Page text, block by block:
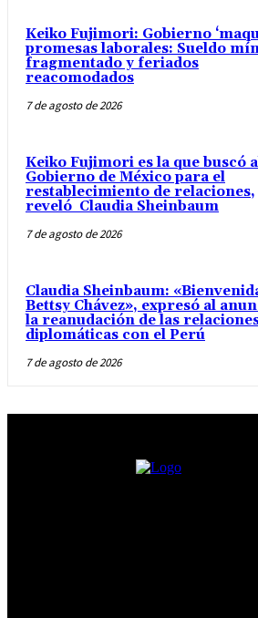
Keiko Fujimori: Gobierno
promesas laborales: Sueldo
fragmentado y feriados
reacomodados
7 de agosto de 2026
Keiko Fujimori es la que buscó
Gobierno de México para el
restablecimiento de relaciones,
reveló Claudia Sheinbaum
7 de agosto de 2026
Claudia Sheinbaum:
Bettsy Chávez», expresó al
la reanudación de las
diplomáticas con el Perú
7 de agosto de 2026